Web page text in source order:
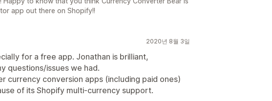
app out there on Shopify!!
2020년 8월 3일
for a free app. Jonathan is brilliant,
questions/issues we had.
currency conversion apps (including paid ones)
of its Shopify multi-currency support.